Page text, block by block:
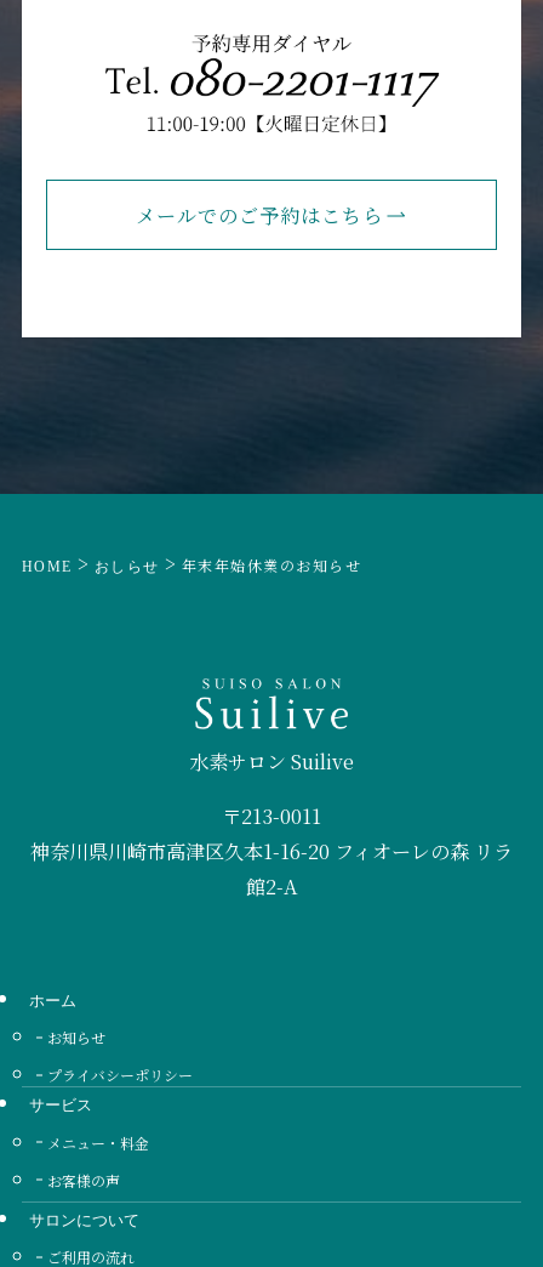
メールでのご予約はこちら
HOME > おしらせ > 年末年始休業のお知らせ
水素サロン Suilive
〒213-0011
神奈川県川崎市高津区久本1-16-20 フィオーレの森 リラ
館2-A
ホーム
お知らせ
プライバシーポリシー
サービス
メニュー・料金
お客様の声
サロンについて
ご利用の流れ